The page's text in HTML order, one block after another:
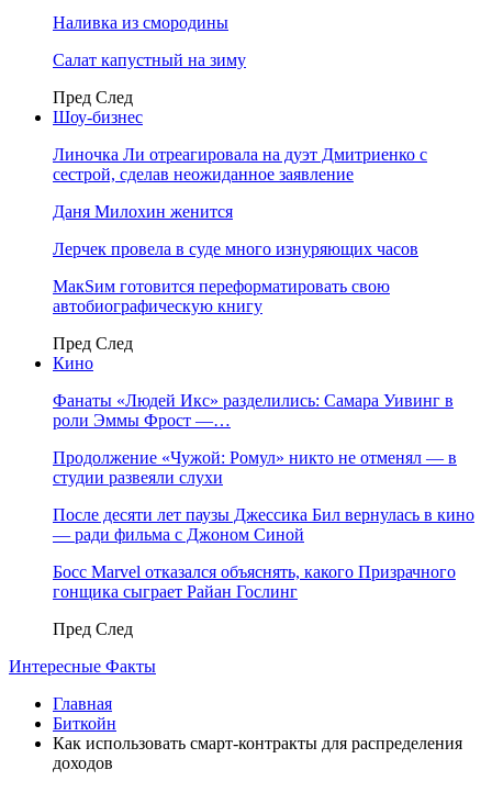
Наливка из смородины
Салат капустный на зиму
Пред След
Шоу-бизнес
Линочка Ли отреагировала на дуэт Дмитриенко с
сестрой, сделав неожиданное заявление
Даня Милохин женится
Лерчек провела в суде много изнуряющих часов
МакSим готовится переформатировать свою
автобиографическую книгу
Пред След
Кино
Фанаты «Людей Икс» разделились: Самара Уивинг в
роли Эммы Фрост —…
Продолжение «Чужой: Ромул» никто не отменял — в
студии развеяли слухи
После десяти лет паузы Джессика Бил вернулась в кино
— ради фильма с Джоном Синой
Босс Marvel отказался объяснять, какого Призрачного
гонщика сыграет Райан Гослинг
Пред След
Интересные Факты
Главная
Биткойн
Как использовать смарт-контракты для распределения
доходов